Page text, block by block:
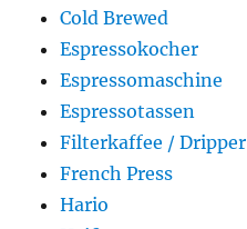
Cold Brewed
Espressokocher
Espressomaschine
Espressotassen
Filterkaffee / Dripper
French Press
Hario